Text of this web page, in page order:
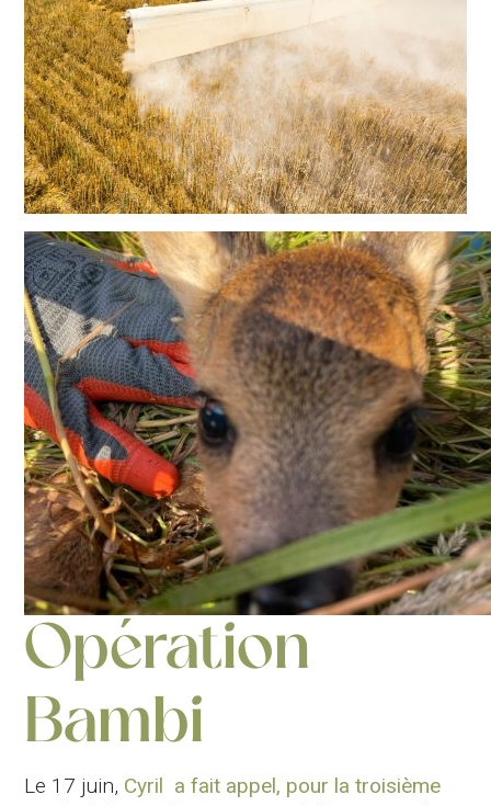
Opération
Bambi
Le 17 juin, Cyril a fait appel, pour la troisième